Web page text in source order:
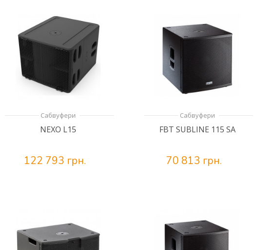
Сабвуфери
NEXO L15
122 793 грн.
Сабвуфери
FBT SUBLINE 115 SA
70 813 грн.